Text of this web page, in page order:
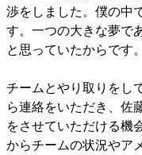
渉をしました。僕の中
す。一つの大きな夢で
と思っていたからです。
チームとやり取りをし
ら連絡をいただき、佐
をさせていただける機
からチームの状況やア